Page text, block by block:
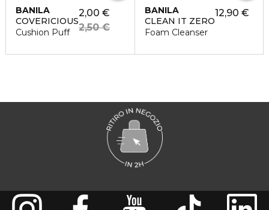
BANILA
COVERICIOUS
Cushion Puff
2,00 €
2,50 €
BANILA
CLEAN IT ZERO
Foam Cleanser
12,90 €